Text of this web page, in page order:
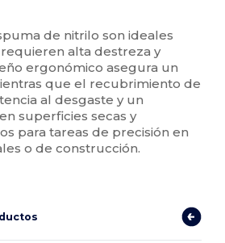
de nitrilo son ideales
alta destreza y
ergonómico asegura un
que el recubrimiento de
al desgaste y un
superficies secas y
para tareas de precisión en
o de construcción.